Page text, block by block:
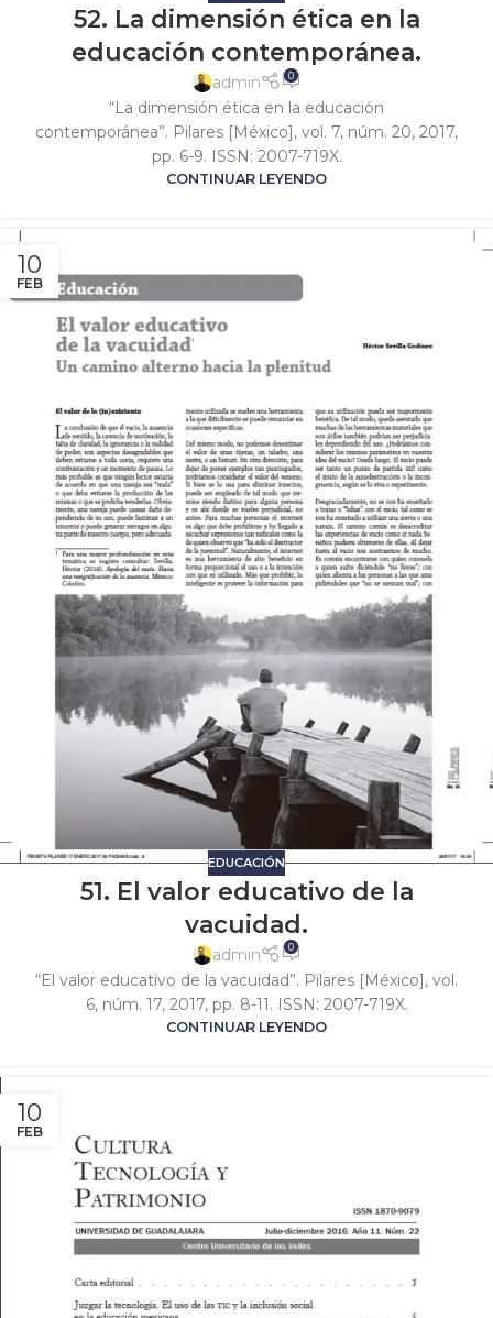
52. La dimensión ética en la
educación contemporánea.
admin 0
“La dimensión ética en la educación
contemporánea”. Pilares [México], vol. 7, núm. 20, 2017,
pp. 6-9. ISSN: 2007-719X.
CONTINUAR LEYENDO
10
FEB
EDUCACIÓN
51. El valor educativo de la
vacuidad.
admin 0
“El valor educativo de la vacuidad”. Pilares [México], vol.
6, núm. 17, 2017, pp. 8-11. ISSN: 2007-719X.
CONTINUAR LEYENDO
10
FEB